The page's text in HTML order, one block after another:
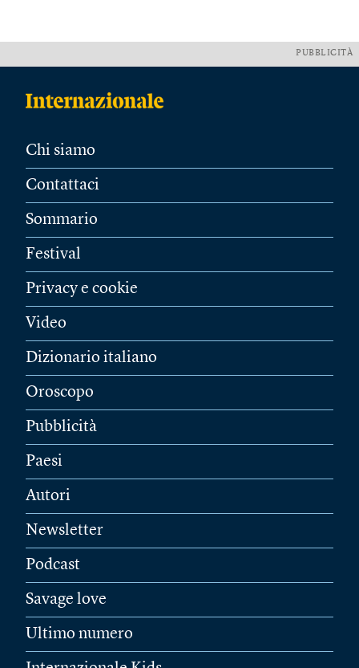
PUBBLICITÀ
Chi siamo
Contattaci
Sommario
Festival
Privacy e cookie
Video
Dizionario italiano
Oroscopo
Pubblicità
Paesi
Autori
Newsletter
Podcast
Savage love
Ultimo numero